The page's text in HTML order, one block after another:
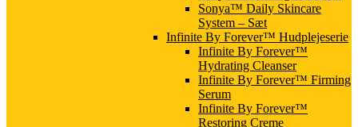
Sonya™ Daily Skincare
System – Sæt
Infinite By Forever™ Hudplejeserie
Infinite By Forever™
Hydrating Cleanser
Infinite By Forever™ Firming
Serum
Infinite By Forever™
Restoring Creme